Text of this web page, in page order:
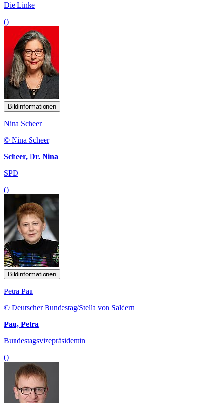
Die Linke
()
Bildinformationen
Nina Scheer
© Nina Scheer
Scheer, Dr. Nina
SPD
()
Bildinformationen
Petra Pau
© Deutscher Bundestag/Stella von Saldern
Pau, Petra
Bundestagsvizepräsidentin
()